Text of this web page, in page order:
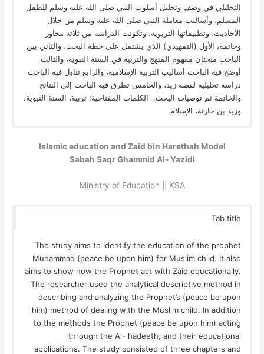
التحليلي في وصف وتحليل أسلوب النبي صلى الله عليه وسلم للطفل
المسلم، وأساليب معاملة النبي صلى الله عليه وسلم من خلال
الأحاديث، وتطبيقاتها التربوية. وتكونت الدراسة من ثلاثة محاور
وخاتمة، الأول (التمهيدي) الذي يشتمل على خطة البحث، والثاني بين
الباحث مبحثان مفهوم المنهج والتربية في السنة النبوية، والثالث
أوضح فيه الباحث أساليب التربية الإسلامية، والرابع تناول فيه الباحث
دراسة تحليلية لقصة زيد، والخامس تطرق فيه الباحث إلى النتائج
والخاتمة ثم توصيات البحث. الكلمات المفتاحية: تربية، السنة النبوية،
وزيد بن حارثة، الإسلام.
Islamic education and Zaid bin Harethah Model
Sabah Saqr Ghammid Al- Yazidi
Ministry of Education || KSA
Tab title
The study aims to identify the education of the prophet
Muhammad (peace be upon him) for Muslim child. It also
aims to show how the Prophet act with Zaid educationally.
The researcher used the analytical descriptive method in
describing and analyzing the Prophet’s (peace be upon
him) method of dealing with the Muslim child. In addition
to the methods the Prophet (peace be upon him) acting
through the Al- hadeeth, and their educational
applications. The study consisted of three chapters and